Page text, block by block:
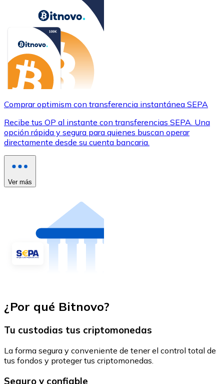
Comprar optimism con transferencia instantánea SEPA
Recibe tus OP al instante con transferencias SEPA. Una
opción rápida y segura para quienes buscan operar
directamente desde su cuenta bancaria.
Ver más
¿Por qué Bitnovo?
Tu custodias tus criptomonedas
La forma segura y conveniente de tener el control total de
tus fondos y proteger tus criptomonedas.
Seguro y confiable